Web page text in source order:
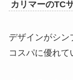
カリマーのTC
デザインがシン
コスパに優れて